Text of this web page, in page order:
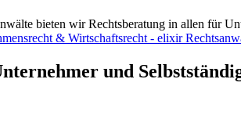
bieten wir Rechtsberatung in allen für
und